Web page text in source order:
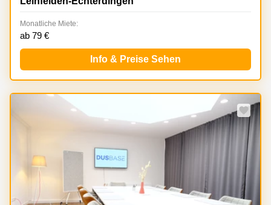
Monatliche Miete:
ab 79 €
Info & Preise Sehen